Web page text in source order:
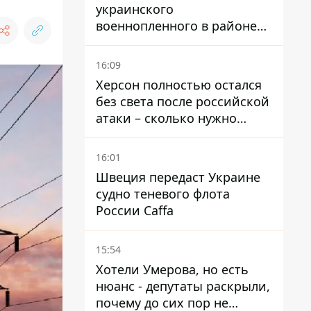
украинского
военнопленного в районе
Мирного на Донетчине
16:09
Херсон полностью остался
без света после российской
атаки – сколько нужно
времени на восстановление
16:01
Швеция передаст Украине
судно теневого флота
России Caffa
15:54
Хотели Умерова, но есть
нюанс - депутаты раскрыли,
почему до сих пор не